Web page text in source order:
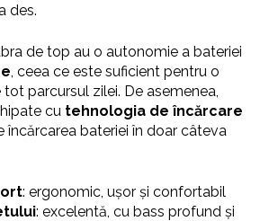
des.
de top au o autonomie a bateriei
, ceea ce este suficient pentru o
parcursul zilei. De asemenea,
cu tehnologia de încărcare
încărcarea bateriei în doar câteva
: ergonomic, ușor și confortabil
: excelentă, cu bass profund și